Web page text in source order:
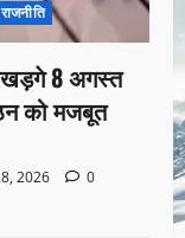
राजनीति
खड़गे 8 अगस्त
को मजबूत
2026
0